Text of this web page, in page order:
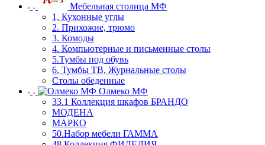
Мебельная столица МФ
1, Кухонные углы
2. Прихожие, трюмо
3. Комоды
4. Компьютерные и письменные столы
5.Тумбы под обувь
6. Тумбы ТВ, Журнальные столы
Столы обеденные
Олмеко МФ
33.1 Коллекция шкафов БРАНДО
МОДЕНА
МАРКО
50.Набор мебели ГАММА